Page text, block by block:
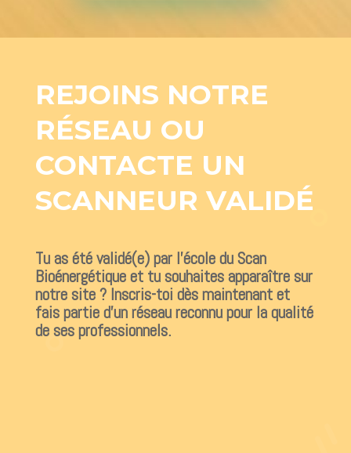
REJOINS NOTRE
RÉSEAU OU
CONTACTE UN
SCANNEUR VALIDÉ
Tu as été validé(e) par l’école du Scan
Bioénergétique et tu souhaites apparaître sur
notre site ? Inscris-toi dès maintenant et
fais partie d’un réseau reconnu pour la qualité
de ses professionnels.